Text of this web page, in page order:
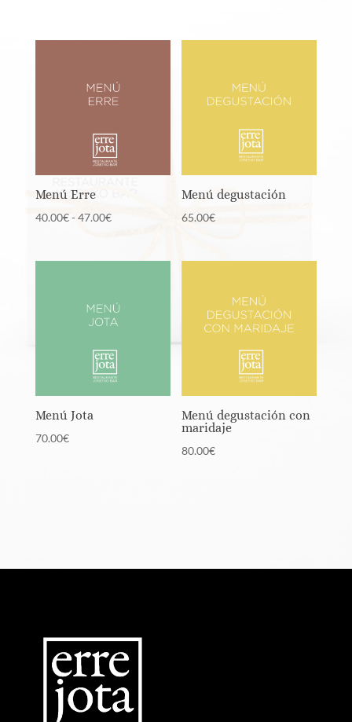
Menú Erre
40.00€-47.00€Rango
precios:
hasta
Menú degustación
65.00€
Menú Jota
70.00€
Menú degustación con
maridaje
80.00€